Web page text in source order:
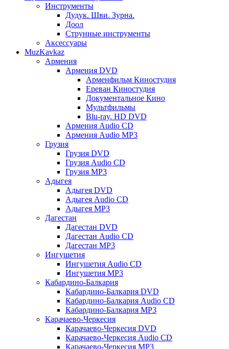
Инструменты
Дудук. Шви. Зурна.
Доол
Струнные инструменты
Аксессуары
MuzKavkaz
Армения
Армения DVD
Арменфильм Киностудия
Ереван Киностудия
Документальное Кино
Мультфильмы
Blu-ray. HD DVD
Армения Audio CD
Армения Audio MP3
Грузия
Грузия DVD
Грузия Audio CD
Грузия MP3
Адыгея
Адыгея DVD
Адыгея Audio CD
Адыгея MP3
Дагестан
Дагестан DVD
Дагестан Audio CD
Дагестан MP3
Ингушетия
Ингушетия Audio CD
Ингушетия MP3
Кабардино-Балкария
Кабардино-Балкария DVD
Кабардино-Балкария Audio CD
Кабардино-Балкария MP3
Карачаево-Черкесия
Карачаево-Черкесия DVD
Карачаево-Черкесия Audio CD
Карачаево-Черкесия MP3